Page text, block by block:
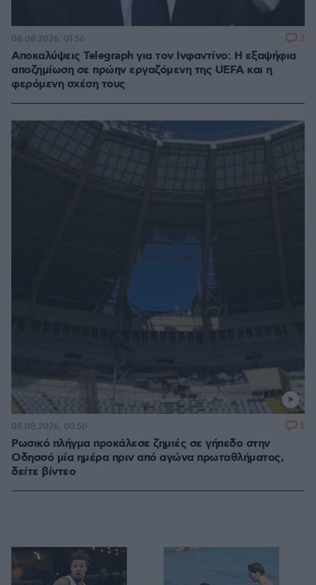
Αποκαλύψεις Telegraph για τον Ινφαντίνο: Η εξαψήφια
αποζημίωση σε πρώην εργαζόμενη της UEFA και η
φερόμενη σχέση τους
08.08.2026, 01:56 3
Ρωσικό πλήγμα προκάλεσε ζημιές σε γήπεδο στην
Οδησσό μία ημέρα πριν από αγώνα πρωταθλήματος,
δείτε βίντεο
08.08.2026, 00:50 5